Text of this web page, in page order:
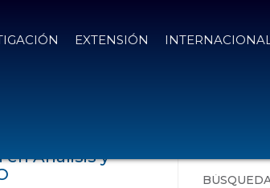
EXTENSIÓN
Análisis y